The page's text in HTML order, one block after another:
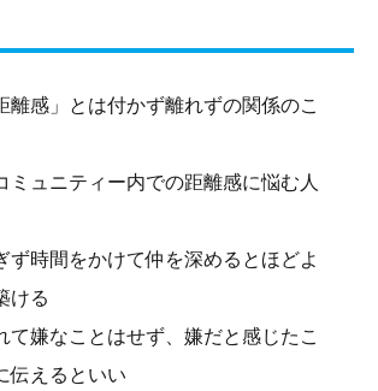
離感」とは付かず離れずの関係のこ
ミュニティー内での距離感に悩む人
ず時間をかけて仲を深めるとほどよ
ける
て嫌なことはせず、嫌だと感じたこ
伝えるといい